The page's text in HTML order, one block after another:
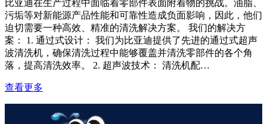
比亚迪在生产过程中面临着零部件表面附着物的挑战。油脂、
污垢等对新能源产品性能和可靠性造成负面影响，因此，他们
迫切需要一种高效、精准的清洗解决方案。 我们的解决方
案： 1. 通过式设计： 我们为比亚迪提供了先进的通过式超声
波清洗机，确保清洗过程中能够覆盖并清洗零部件的各个角
落，提高清洗效率。 2. 超声波技术： 清洗机配…
查看更多